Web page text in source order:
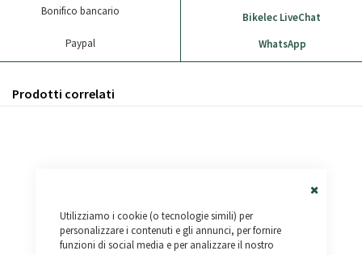
Utilizziamo i cookie (o tecnologie simili) per
personalizzare i contenuti e gli annunci, per fornire
funzioni di social media e per analizzare il nostro
Bonifico bancario
Paypal
Bikelec LiveChat
WhatsApp
Prodotti correlati